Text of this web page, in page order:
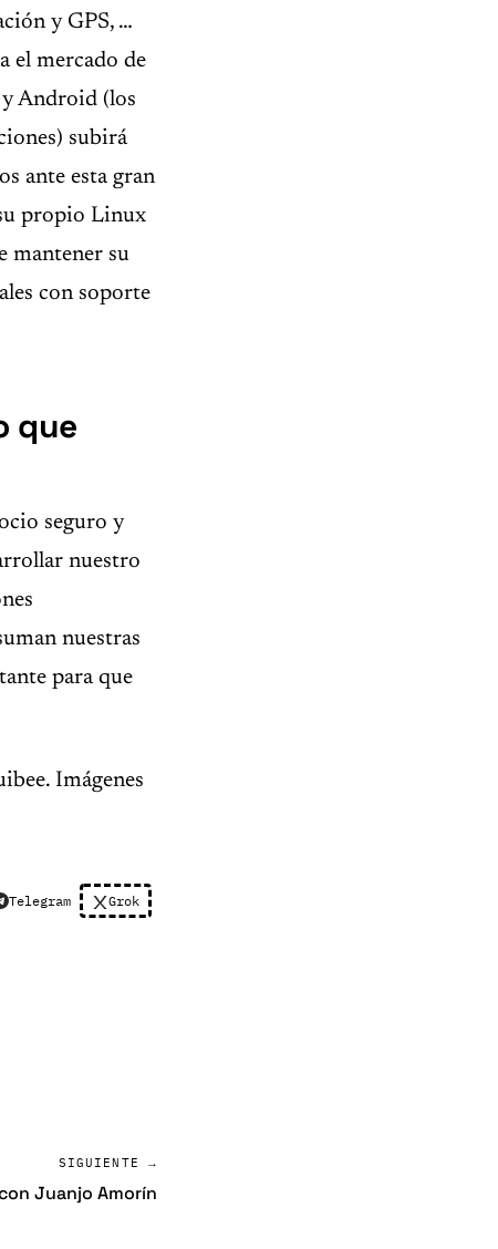
y GPS, …
el mercado de
Android (los
subirá
ante esta gran
propio Linux
mantener su
con soporte
que
seguro y
nuestro
nuestras
para que
Imágenes
Telegram Grok
SIGUIENTE →
Juanjo Amorín